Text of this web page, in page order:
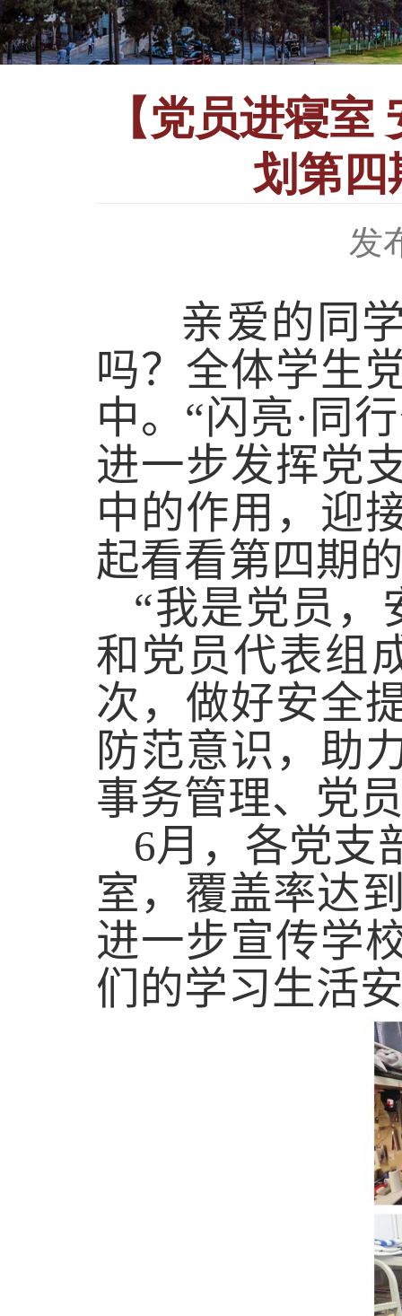
【党员进寝
划第四
发
亲爱的同学
吗？全体学生
中。“闪亮· 同
进一步发挥党
中的作用，迎
起看看第四期
“我是党员，
和党员代表组
次，做好安全
防范意识，助
事务管理、党
6月，各党支
室，覆盖率达
进一步宣传学
们的学习生活